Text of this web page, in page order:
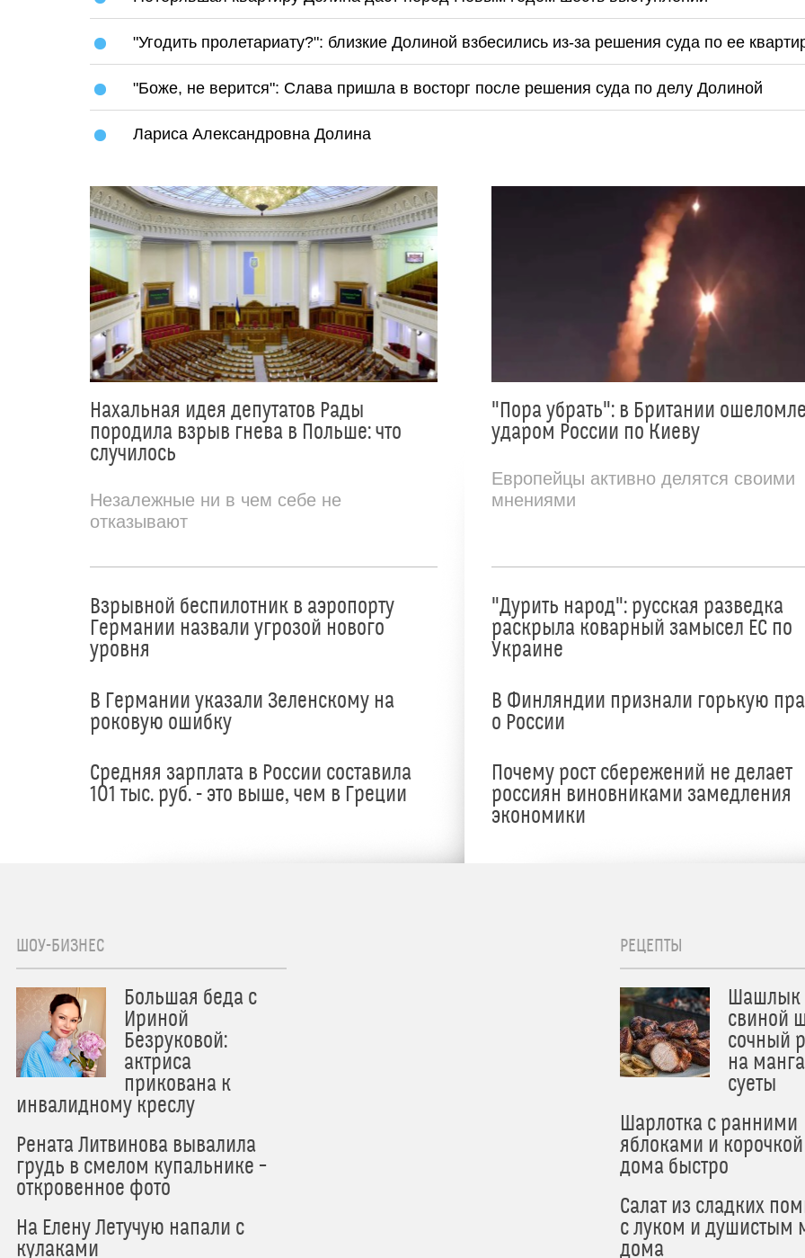
"Угодить пролетариату?": близкие Долиной взбесились из-за решения суда по ее
"Боже, не верится": Слава пришла в восторг после решения суда по делу Долиной
Лариса Александровна Долина
Нахальная идея депутатов Рады
породила взрыв гнева в Польше: что
случилось
Незалежные ни в чем себе не
отказывают
Взрывной беспилотник в аэропорту
Германии назвали угрозой нового
уровня
В Германии указали Зеленскому на
роковую ошибку
Средняя зарплата в России составила
101 тыс. руб. - это выше, чем в Греции
"Пора убрать": в Британии
ударом России по Киеву
Европейцы активно делятся своими
мнениями
"Дурить народ": русская разведка
раскрыла коварный замысел ЕС по
Украине
В Финляндии признали горькую
о России
Почему рост сбережений не делает
россиян виновниками замедления
экономики
ШОУ-БИЗНЕС
Большая беда с
Ириной
Безруковой:
актриса
прикована к
инвалидному креслу
Рената Литвинова вывалила
грудь в смелом купальнике –
откровенное фото
На Елену Летучую напали с
кулаками
РЕЦЕПТЫ
Шашлык
свиной
сочный
на
суеты
Шарлотка с ранними
яблоками и
дома быстро
Салат из сладких
с луком и душистым
дома